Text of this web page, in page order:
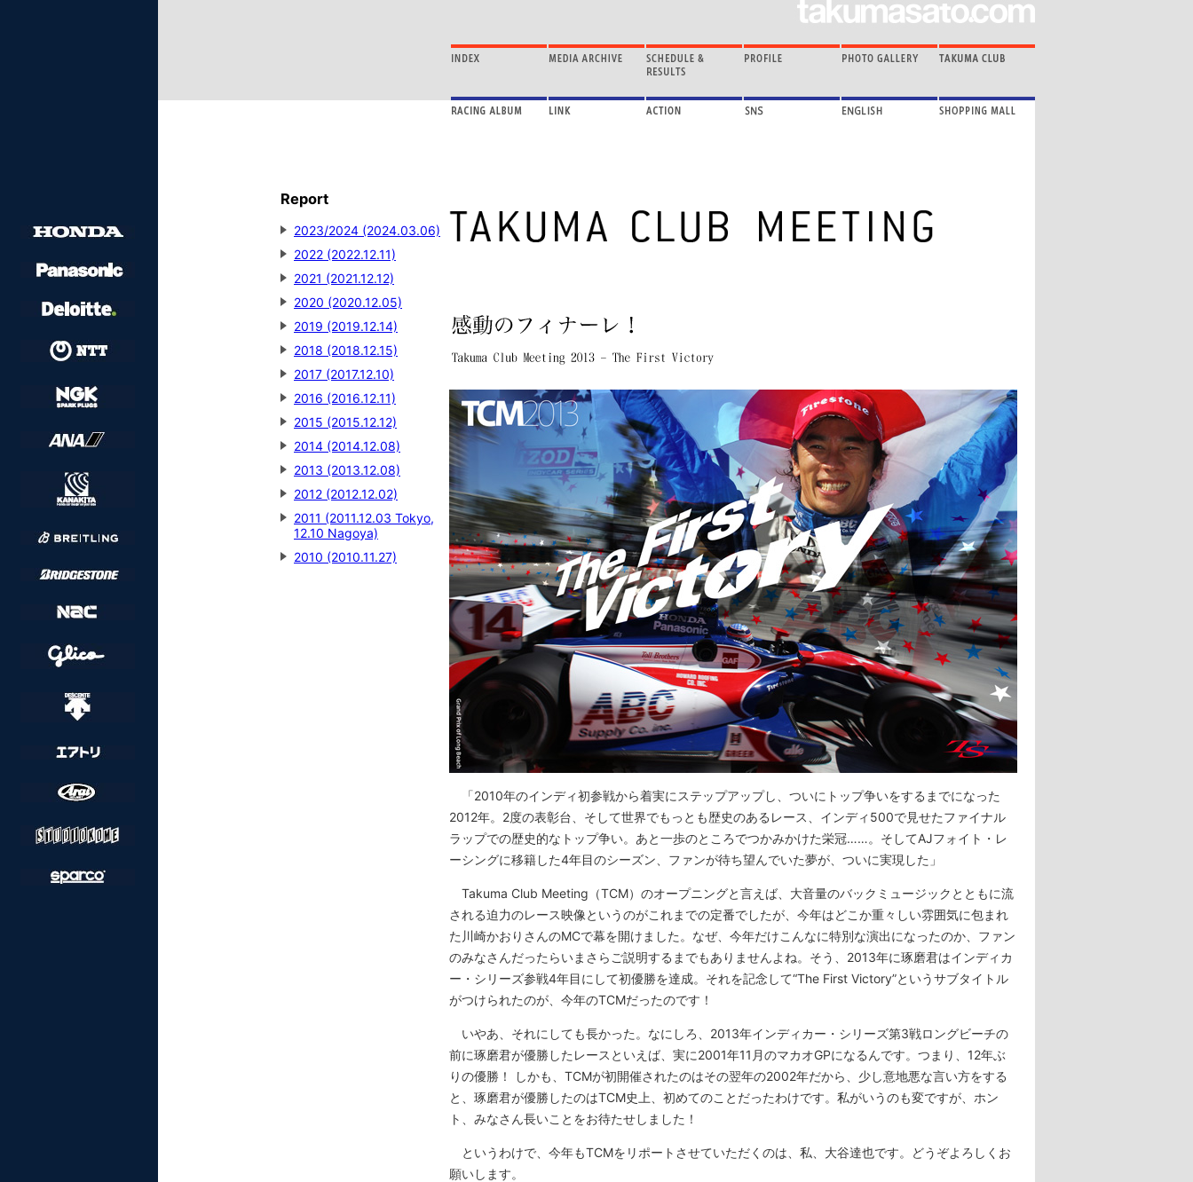
Report
2023/2024 (2024.03.06)
2022 (2022.12.11)
2021 (2021.12.12)
2020 (2020.12.05)
2019 (2019.12.14)
2018 (2018.12.15)
2017 (2017.12.10)
2016 (2016.12.11)
2015 (2015.12.12)
2014 (2014.12.08)
2013 (2013.12.08)
2012 (2012.12.02)
2011 (2011.12.03 Tokyo,
12.10 Nagoya)
2010 (2010.11.27)
「2010年のインディ初参戦から着実にステップアップし、ついにトップ争いをするまでになった
2012年。2度の表彰台、そして世界でもっとも歴史のあるレース、インディ500で見せたファイナル
ラップでの歴史的なトップ争い。あと一歩のところでつかみかけた栄冠……。そしてAJフォイト・レ
ーシングに移籍した4年目のシーズン、ファンが待ち望んでいた夢が、ついに実現した」
Takuma Club Meeting（TCM）のオープニングと言えば、大音量のバックミュージックとともに流
される迫力のレース映像というのがこれまでの定番でしたが、今年はどこか重々しい雰囲気に包まれ
た川崎かおりさんのMCで幕を開けました。なぜ、今年だけこんなに特別な演出になったのか、ファン
のみなさんだったらいまさらご説明するまでもありませんよね。そう、2013年に琢磨君はインディカ
ー・シリーズ参戦4年目にして初優勝を達成。それを記念して“The First Victory”というサブタイトル
がつけられたのが、今年のTCMだったのです！
いやあ、それにしても長かった。なにしろ、2013年インディカー・シリーズ第3戦ロングビーチの
前に琢磨君が優勝したレースといえば、実に2001年11月のマカオGPになるんです。つまり、12年ぶ
りの優勝！ しかも、TCMが初開催されたのはその翌年の2002年だから、少し意地悪な言い方をする
と、琢磨君が優勝したのはTCM史上、初めてのことだったわけです。私がいうのも変ですが、ホン
ト、みなさん長いことをお待たせしました！
というわけで、今年もTCMをリポートさせていただくのは、私、大谷達也です。どうぞよろしくお
願いします。